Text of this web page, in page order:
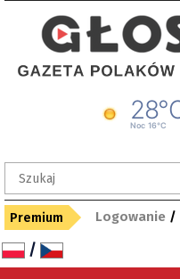
Premium Logowanie /
/